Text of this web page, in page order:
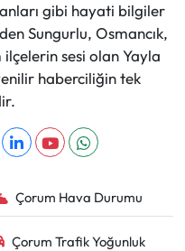
gibi hayati bilgiler
Sungurlu, Osmancık,
sesi olan Yayla
haberciliğin tek
Çorum Hava Durumu
Çorum Trafik Yoğunluk